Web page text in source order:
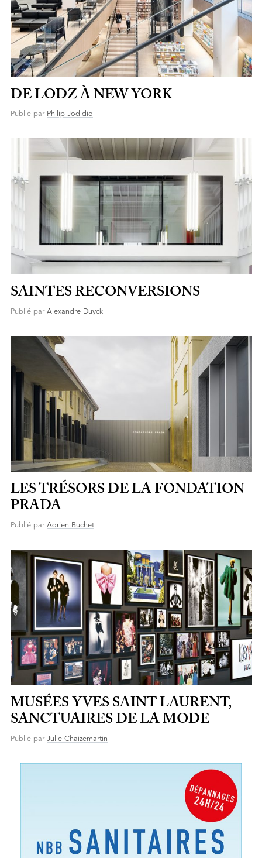
DE LODZ À NEW YORK
Publié par Philip Jodidio
SAINTES RECONVERSIONS
Publié par Alexandre Duyck
LES TRÉSORS DE LA FONDATION
PRADA
Publié par Adrien Buchet
MUSÉES YVES SAINT LAURENT,
SANCTUAIRES DE LA MODE
Publié par Julie Chaizemartin